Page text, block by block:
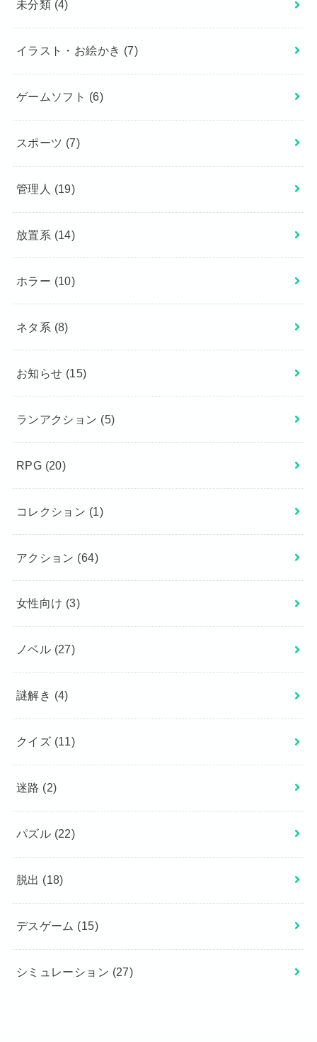
未分類 (4)
イラスト・お絵かき (7)
ゲームソフト (6)
スポーツ (7)
管理人 (19)
放置系 (14)
ホラー (10)
ネタ系 (8)
お知らせ (15)
ランアクション (5)
RPG (20)
コレクション (1)
アクション (64)
女性向け (3)
ノベル (27)
謎解き (4)
クイズ (11)
迷路 (2)
パズル (22)
脱出 (18)
デスゲーム (15)
シミュレーション (27)